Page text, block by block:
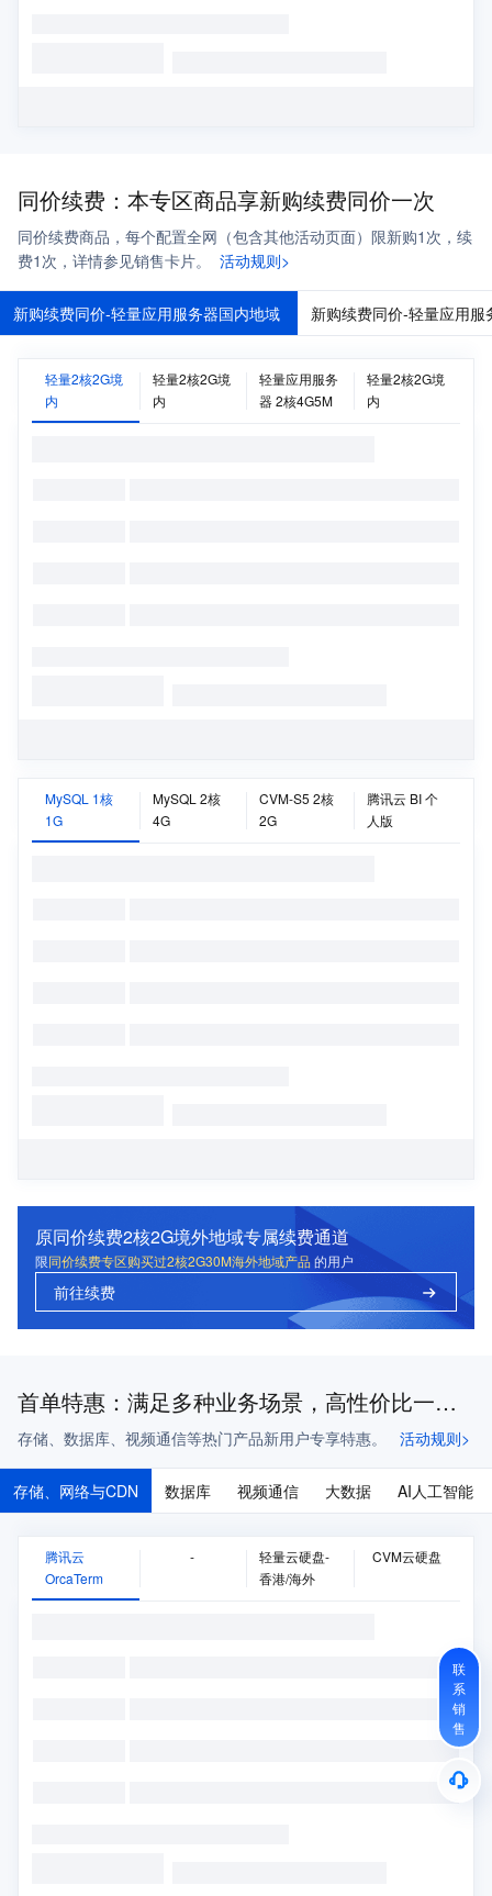
同价续费：本专区商品享新购续费同价一次
同价续费商品，每个配置全网（包含其他活动页面）限新购1次，续
费1次，详情参见销售卡片。
活动规则>
新购续费同价-轻量应用服务器国内地域 新购续费同价-轻量应用服
轻量2核2G境
内
轻量2核2G境
内
轻量应用服务
器 2核4G5M
轻量2核2G境
内
MySQL 1核
1G
MySQL 2核
4G
CVM-S5 2核
2G
腾讯云 BI 个
人版
原同价续费2核2G境外地域专属续费通道
限同价续费专区购买过2核2G30M海外地域产品的用户
前往续费
首单特惠：满足多种业务场景，高性价比一站式上云
存储、数据库、视频通信等热门产品新用户专享特惠。 活动规则>
存储、网络与CDN 数据库 视频通信 大数据 AI人工智能
腾讯云
OrcaTerm
-
轻量云硬盘-
香港/海外
CVM云硬盘
联
系
销
售